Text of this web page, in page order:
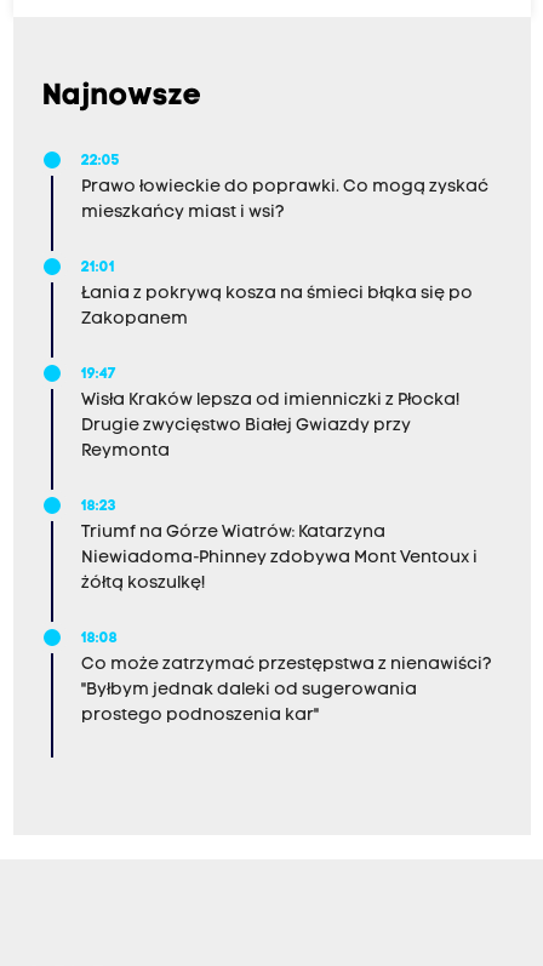
Najnowsze
22:05
Prawo łowieckie do poprawki. Co mogą zyskać
mieszkańcy miast i wsi?
21:01
Łania z pokrywą kosza na śmieci błąka się po
Zakopanem
19:47
Wisła Kraków lepsza od imienniczki z Płocka!
Drugie zwycięstwo Białej Gwiazdy przy
Reymonta
18:23
Triumf na Górze Wiatrów: Katarzyna
Niewiadoma-Phinney zdobywa Mont Ventoux i
żółtą koszulkę!
18:08
Co może zatrzymać przestępstwa z nienawiści?
"Byłbym jednak daleki od sugerowania
prostego podnoszenia kar"